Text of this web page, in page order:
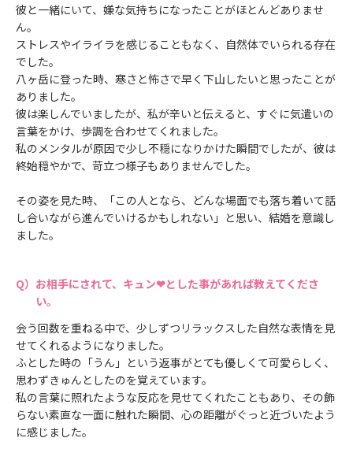
彼と一緒にいて、嫌な気持ちになったことがほとんどありませ
ん。
ストレスやイライラを感じることもなく、自然体でいられる存在
でした。
八ヶ岳に登った時、寒さと怖さで早く下山したいと思ったことが
ありました。
彼は楽しんでいましたが、私が辛いと伝えると、すぐに気遣いの
言葉をかけ、歩調を合わせてくれました。
私のメンタルが原因で少し不穏になりかけた瞬間でしたが、彼は
終始穏やかで、苛立つ様子もありませんでした。
その姿を見た時、「この人となら、どんな場面でも落ち着いて話
し合いながら進んでいけるかもしれない」と思い、結婚を意識し
ました。
お相手にされて、キュン❤とした事があれば教えてくださ
い。
会う回数を重ねる中で、少しずつリラックスした自然な表情を見
せてくれるようになりました。
ふとした時の「うん」という返事がとても優しくて可愛らしく、
思わずきゅんとしたのを覚えています。
私の言葉に照れたような反応を見せてくれたこともあり、その飾
らない素直な一面に触れた瞬間、心の距離がぐっと近づいたよう
に感じました。